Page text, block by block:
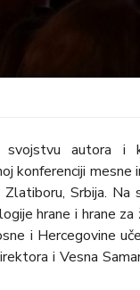
autora i
konferenciji mesne
Srbija. Na
hrane i hrane za
i Hercegovine
i Vesna